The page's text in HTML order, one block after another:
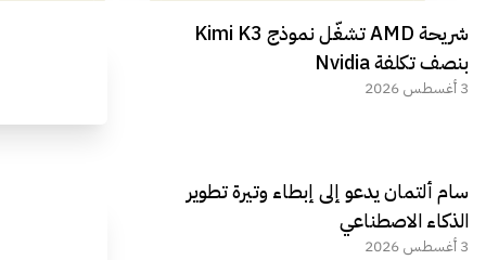
مراجعة شاملة لعملاق الألعاب
الجديد REDMAGIC 11 AIR
شريحة AMD تشغّل نموذج Kimi K3
بنصف تكلفة Nvidia
3 أغسطس 2026
سام ألتمان يدعو إلى إبطاء وتيرة تطوير
الذكاء الاصطناعي
3 أغسطس 2026